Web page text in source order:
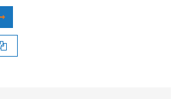
Lei x 4 rate*